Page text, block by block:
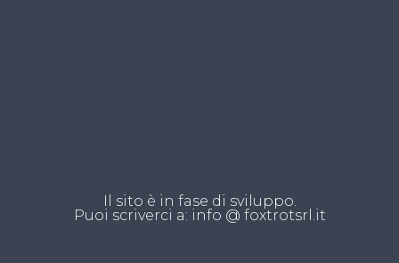
Il sito è in fase di sviluppo.
Puoi scriverci a: info @ foxtrotsrl.it